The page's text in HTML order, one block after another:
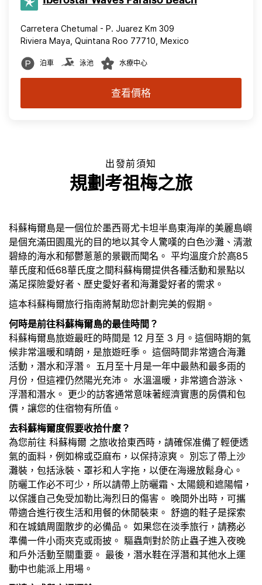
Carretera Chetumal - P. Juarez Km 309
Riviera Maya, Quintana Roo 77710, Mexico
泊車 泳池 水療中心
查看價格
出發前須知
規劃考祖梅之旅
科蘇梅爾島是一個位於墨西哥尤卡坦半島東海岸的美麗島嶼
是個充滿田園風光的目的地以其令人驚嘆的白色沙灘、清澈
碧綠的海水和郁鬱蔥蔥的景觀而聞名。 平均溫度介於高85
華氏度和低68華氏度之間科蘇梅爾提供各種活動和景點以
滿足探險愛好者、歷史愛好者和海灘愛好者的需求。
這本科蘇梅爾旅行指南將幫助您計劃完美的假期。
何時是前往科蘇梅爾島的最佳時間？
科蘇梅爾島旅遊最旺的時間是 12 月至 3 月。這個時期的氣
候非常溫暖和晴朗，是旅遊旺季。 這個時間非常適合海灘
活動，潛水和浮潛。 五月至十月是一年中最熱和最多雨的
月份，但這裡仍然陽光充沛。 水溫溫暖，非常適合游泳、
浮潛和潛水。 更少的訪客通常意味著經濟實惠的房價和包
價，讓您的住宿物有所值。
去科蘇梅爾度假要收拾什麼？
為您前往 科蘇梅爾 之旅收拾東西時，請確保准備了輕便透
氣的面料，例如棉或亞麻布，以保持涼爽。 別忘了帶上沙
灘裝，包括泳裝、罩衫和人字拖，以便在海邊放鬆身心。
防曬工作必不可少，所以請帶上防曬霜、太陽鏡和遮陽帽，
以保護自己免受加勒比海烈日的傷害。 晚間外出時，可攜
帶適合進行夜生活和用餐的休閒裝束。 舒適的鞋子是探索
和在城鎮周圍散步的必備品。 如果您在淡季旅行，請務必
準備一件小雨夾克或雨披。 驅蟲劑對於防止蟲子進入夜晚
和戶外活動至關重要。 最後，潛水鞋在浮潛和其他水上運
動中也能派上用場。